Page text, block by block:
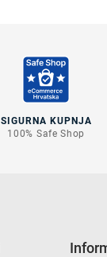
SIGURNA KUPNJA
100% Safe Shop